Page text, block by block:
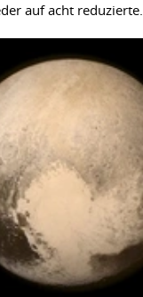
auf acht reduzierte.